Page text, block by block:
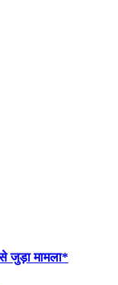
जुड़ा मामला*